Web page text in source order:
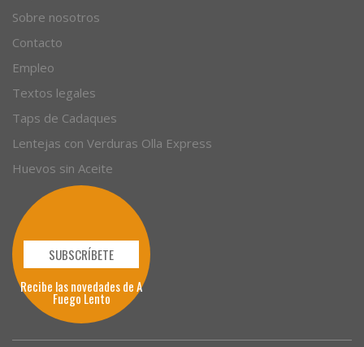
Sobre nosotros
Contacto
Empleo
Textos legales
Taps de Cadaques
Lentejas con Verduras Olla Express
Huevos sin Aceite
SUBSCRÍBETE
Recibe las novedades de A
Fuego Lento